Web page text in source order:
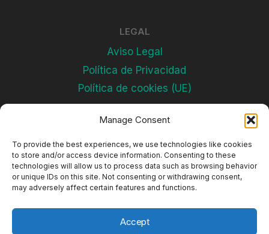
Manage Consent
To provide the best experiences, we use technologies like cookies
to store and/or access device information. Consenting to these
technologies will allow us to process data such as browsing behavior
or unique IDs on this site. Not consenting or withdrawing consent,
may adversely affect certain features and functions.
Accept
LEGAL
Aviso Legal
Política de Privacidad
Política de cookies (UE)
Subscríbete